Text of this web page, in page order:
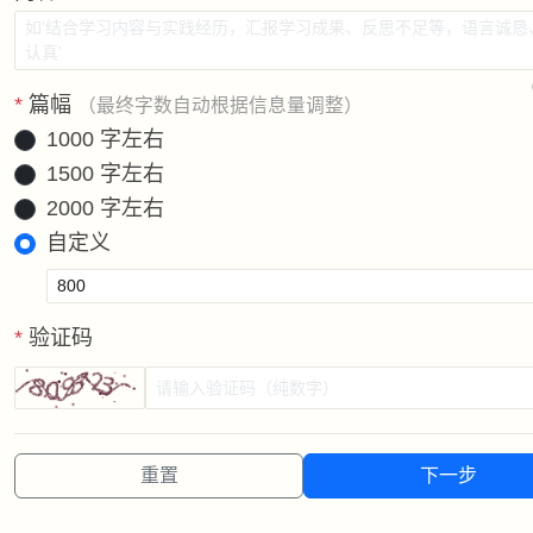
* 篇幅 （最终字数自动根据信息量调整）
1000 字左右
1500 字左右
2000 字左右
自定义
* 验证码
重置 下一步